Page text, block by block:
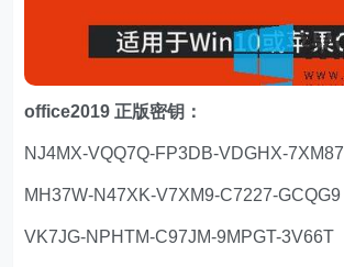
office2019 正版密钥：
NJ4MX-VQQ7Q-FP3DB-VDGHX-7XM87
MH37W-N47XK-V7XM9-C7227-GCQG9
VK7JG-NPHTM-C97JM-9MPGT-3V66T